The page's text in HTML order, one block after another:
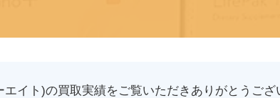
エイト)の買取実績をご覧いただきありがとうござ